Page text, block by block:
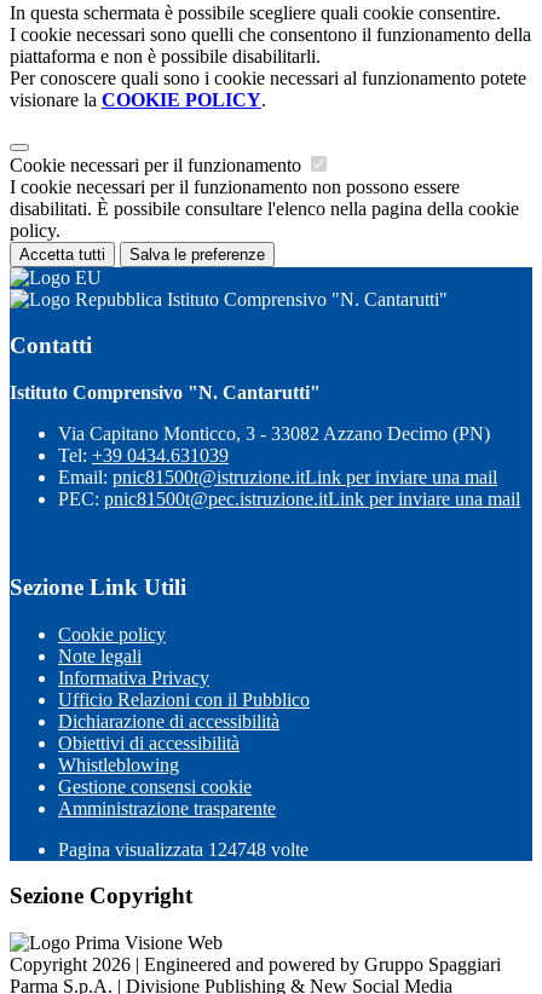
In questa schermata è possibile scegliere quali cookie consentire.
I cookie necessari sono quelli che consentono il funzionamento della
piattaforma e non è possibile disabilitarli.
Per conoscere quali sono i cookie necessari al funzionamento potete
visionare la COOKIE POLICY.
Cookie necessari per il funzionamento
I cookie necessari per il funzionamento non possono essere
disabilitati. È possibile consultare l'elenco nella pagina della cookie
policy.
Accetta tutti Salva le preferenze
Istituto Comprensivo "N. Cantarutti"
Contatti
Istituto Comprensivo "N. Cantarutti"
Via Capitano Monticco, 3 - 33082 Azzano Decimo (PN)
Tel: +39 0434.631039
Email: pnic81500t@istruzione.itLink per inviare una mail
PEC: pnic81500t@pec.istruzione.itLink per inviare una mail
Sezione Link Utili
Cookie policy
Note legali
Informativa Privacy
Ufficio Relazioni con il Pubblico
Dichiarazione di accessibilità
Obiettivi di accessibilità
Whistleblowing
Gestione consensi cookie
Amministrazione trasparente
Pagina visualizzata 124748 volte
Sezione Copyright
Copyright 2026 | Engineered and powered by Gruppo Spaggiari
Parma S.p.A. | Divisione Publishing & New Social Media